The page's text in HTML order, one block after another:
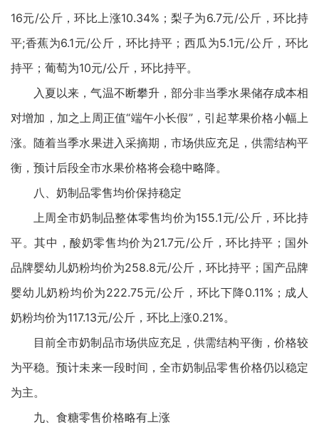
16元/公斤，环比上涨10.34%；梨子为6.7元/公斤，环比持
平;香蕉为6.1元/公斤，环比持平；西瓜为5.1元/公斤，环比
持平；葡萄为10元/公斤，环比持平。
入夏以来，气温不断攀升，部分非当季水果储存成本相
对增加，加之上周正值“端午小长假”，引起苹果价格小幅上
涨。随着当季水果进入采摘期，市场供应充足，供需结构平
衡，预计后段全市水果价格将会稳中略降。
八、奶制品零售均价保持稳定
上周全市奶制品整体零售均价为155.1元/公斤，环比持
平。其中，酸奶零售均价为21.7元/公斤，环比持平；国外
品牌婴幼儿奶粉均价为258.8元/公斤，环比持平；国产品牌
婴幼儿奶粉均价为222.75元/公斤，环比下降0.11%；成人
奶粉均价为117.13元/公斤，环比上涨0.21%。
目前全市奶制品市场供应充足，供需结构平衡，价格较
为平稳。预计未来一段时间，全市奶制品零售价格仍以稳定
为主。
九、食糖零售价格略有上涨